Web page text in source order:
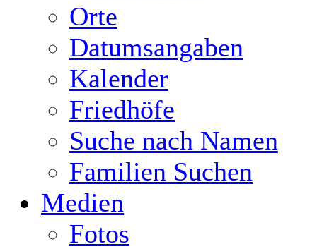
Orte
Datumsangaben
Kalender
Friedhöfe
Suche nach Namen
Familien Suchen
Medien
Fotos